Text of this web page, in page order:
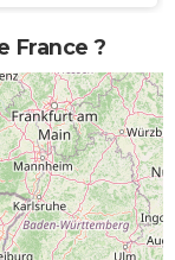
France ?